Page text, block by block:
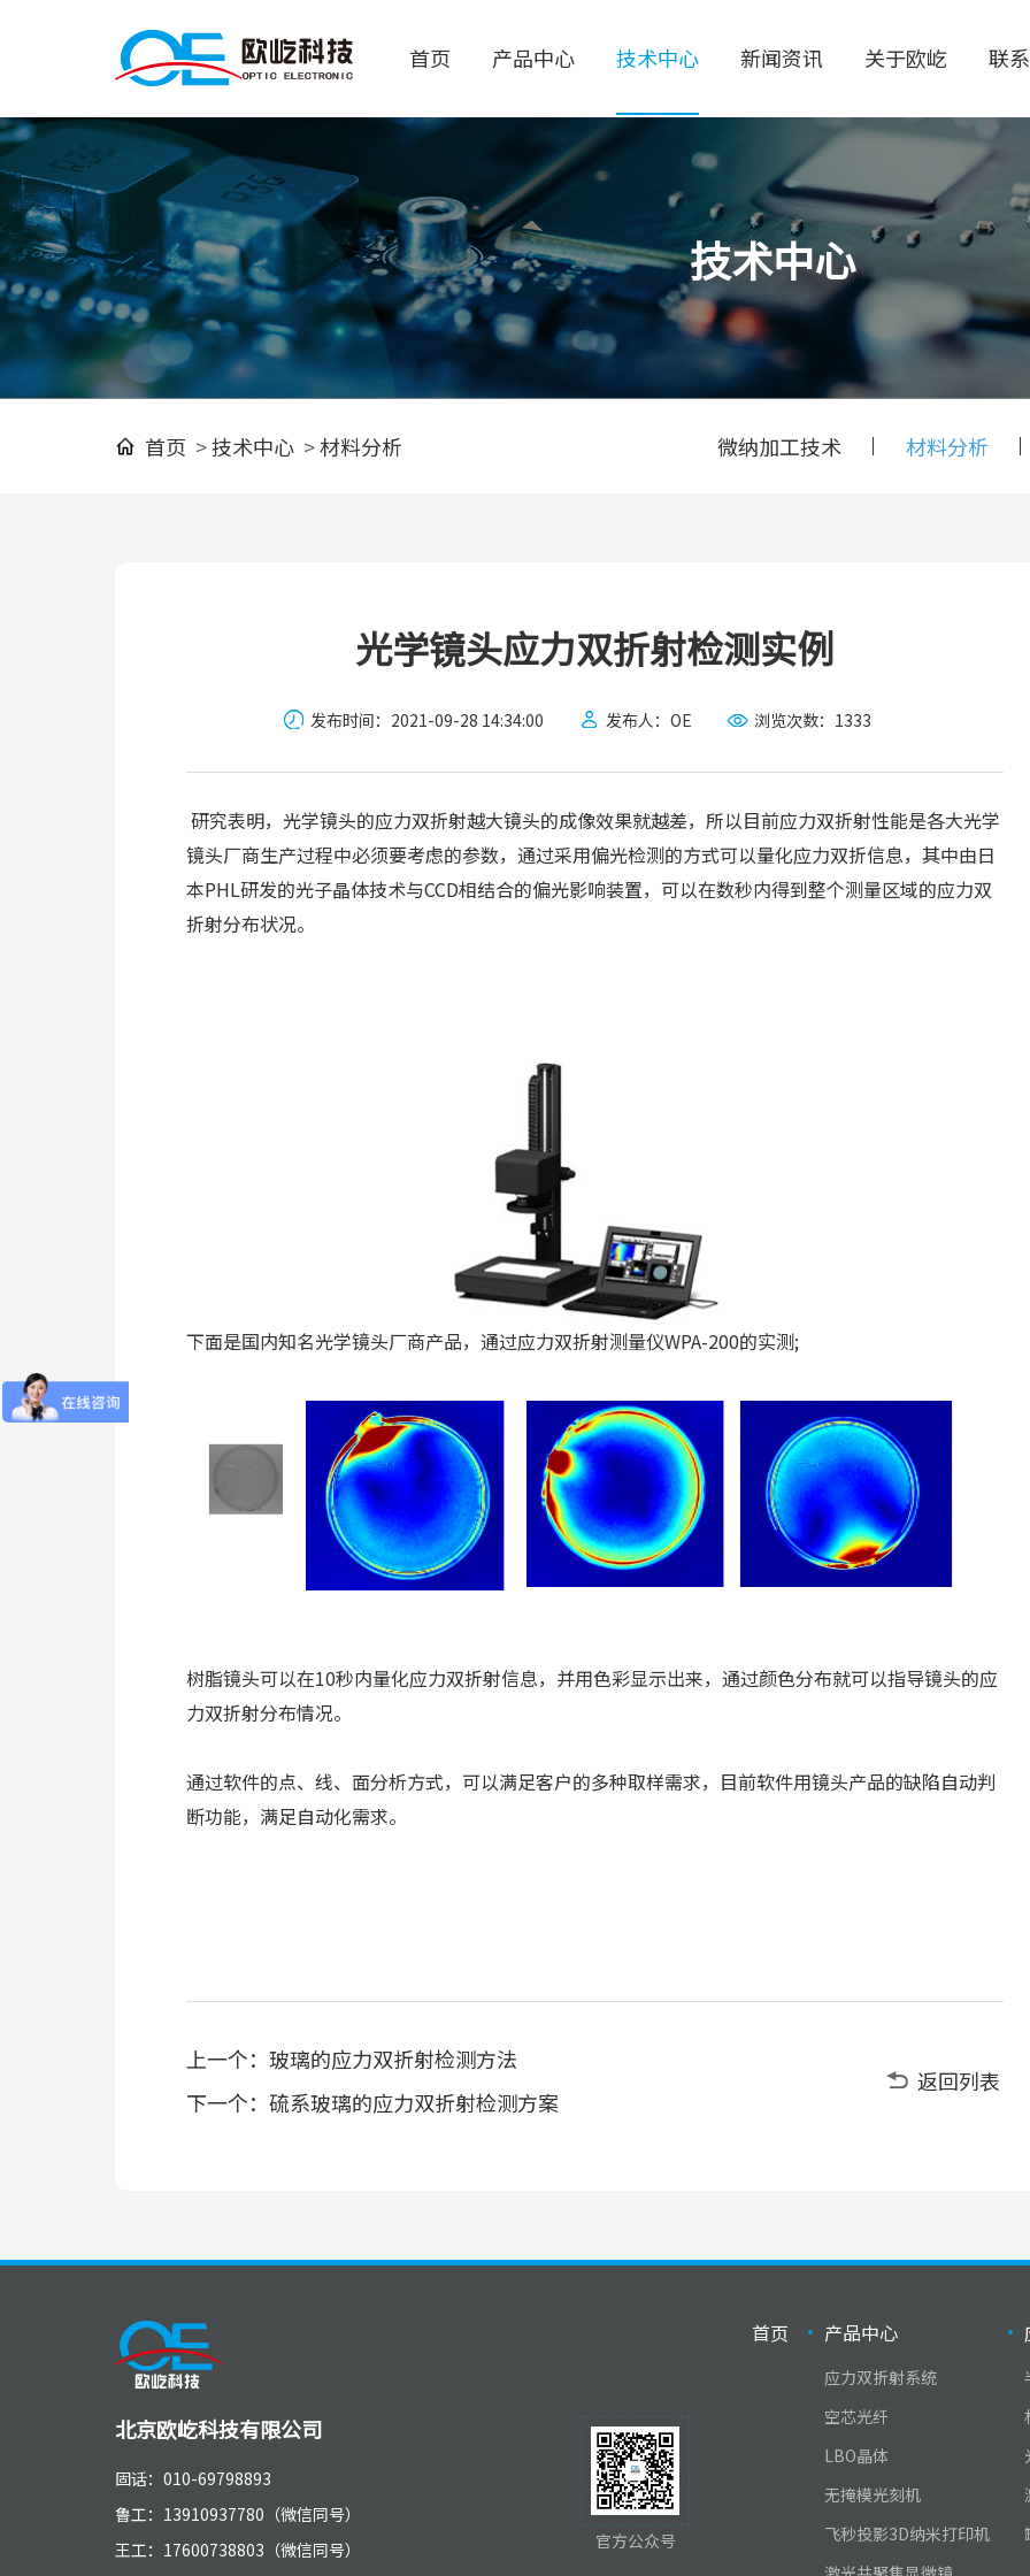
首页 产品中心 技术中心 新闻资讯 关于欧屹 联
技术中心
首页 >技术中心 >材料分析 微纳加工技术 材料分析
光学镜头应力双折射检测实例
发布时间：2021-09-28 14:34:00 发布人：OE 浏览次数： 1333
研究表明，光学镜头的应力双折射越大镜头的成像效果就越差，所以目前应力双折射性能是各大光学
镜头厂商生产过程中必须要考虑的参数，通过采用偏光检测的方式可以量化应力双折信息，其中由日
本PHL研发的光子晶体技术与CCD相结合的偏光影响装置，可以在数秒内得到整个测量区域的应力双
折射分布状况。
下面是国内知名光学镜头厂商产品，通过应力双折射测量仪WPA-200的实测;
树脂镜头可以在10秒内量化应力双折射信息，并用色彩显示出来，通过颜色分布就可以指导镜头的应
力双折射分布情况。
通过软件的点、线、面分析方式，可以满足客户的多种取样需求，目前软件用镜头产品的缺陷自动判
断功能，满足自动化需求。
上一个： 玻璃的应力双折射检测方法
下一个： 硫系玻璃的应力双折射检测方案
返回列表
北京欧屹科技有限公司
固话：010-69798893
鲁工：13910937780（微信同号）
王工：17600738803（微信同号）
官方公众号
首页 产品中心
应力双折射系统
空芯光纤
LBO晶体
无掩模光刻机
飞秒投影3D纳米打印机